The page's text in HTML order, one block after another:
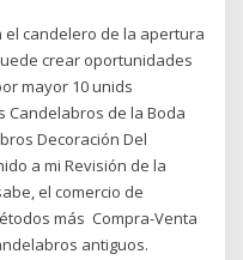
el candelero de la apertura
crear oportunidades
mayor 10 unids
Candelabros de la Boda
Decoración Del
a mi Revisión de la
el comercio de
más Compra-Venta
antiguos.